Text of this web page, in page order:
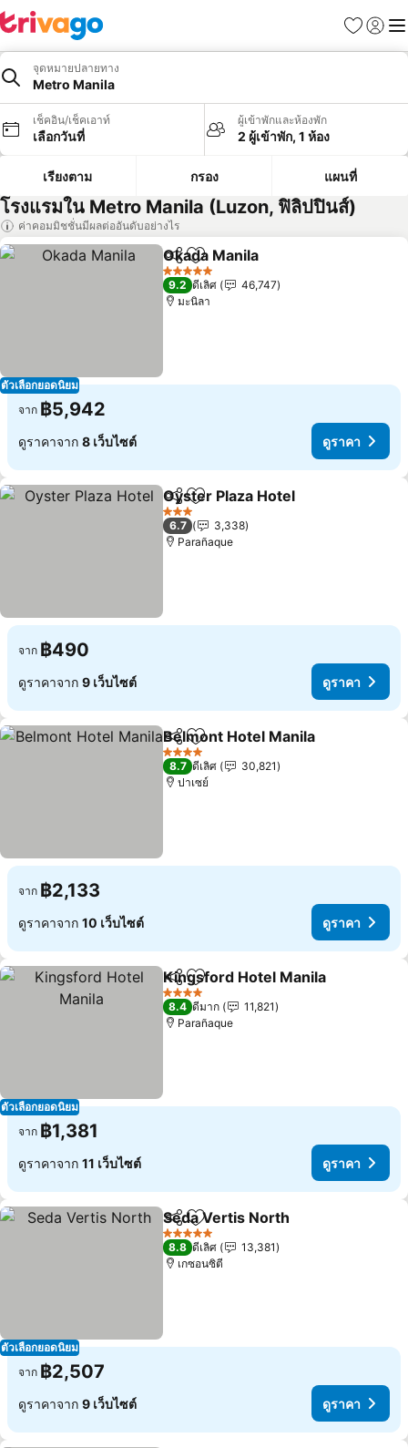
รายการโป
เข้าสู่ร
เมนู
จุดหมายปลายทาง
Metro Manila
เช็คอิน/เช็คเอาท์
เลือกวันที่
ผู้เข้าพักและห้องพัก
2 ผู้เข้าพัก, 1 ห้อง
เรียงตาม กรอง แผนที่
โรงแรมใน Metro Manila (Luzon, ฟิลิปปินส์)
ค่าคอมมิชชั่นมีผลต่ออันดับอย่างไร
ตัวเลือกยอดนิยม
แชร์ เพิ่มในรายการโปรด
Okada Manila
5 ดาว
9.2 ดีเลิศ
46,747
มะนิลา
จาก ฿5,942
ดูราคาจาก 8 เว็บไซต์ ดูราคา
แชร์ เพิ่มในรายการโปรด
Oyster Plaza Hotel
3 ดาว
6.7
3,338
Parañaque
จาก ฿490
ดูราคาจาก 9 เว็บไซต์ ดูราคา
แชร์ เพิ่มในรายการโปรด
Belmont Hotel Manila
4 ดาว
8.7 ดีเลิศ
30,821
ปาเซย์
จาก ฿2,133
ดูราคาจาก 10 เว็บไซต์ ดูราคา
ตัวเลือกยอดนิยม
แชร์ เพิ่มในรายการโปรด
Kingsford Hotel Manila
4 ดาว
8.4 ดีมาก
11,821
Parañaque
จาก ฿1,381
ดูราคาจาก 11 เว็บไซต์ ดูราคา
ตัวเลือกยอดนิยม
แชร์ เพิ่มในรายการโปรด
Seda Vertis North
5 ดาว
8.8 ดีเลิศ
13,381
เกซอนซิตี
จาก ฿2,507
ดูราคาจาก 9 เว็บไซต์ ดูราคา